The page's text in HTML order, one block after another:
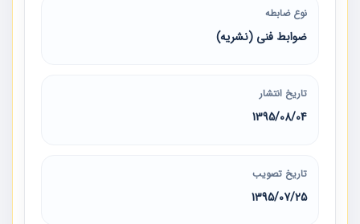
نوع ضابطه
ضوابط فنی (نشریه)
تاریخ انتشار
1395/08/04
تاریخ تصویب
1395/07/25